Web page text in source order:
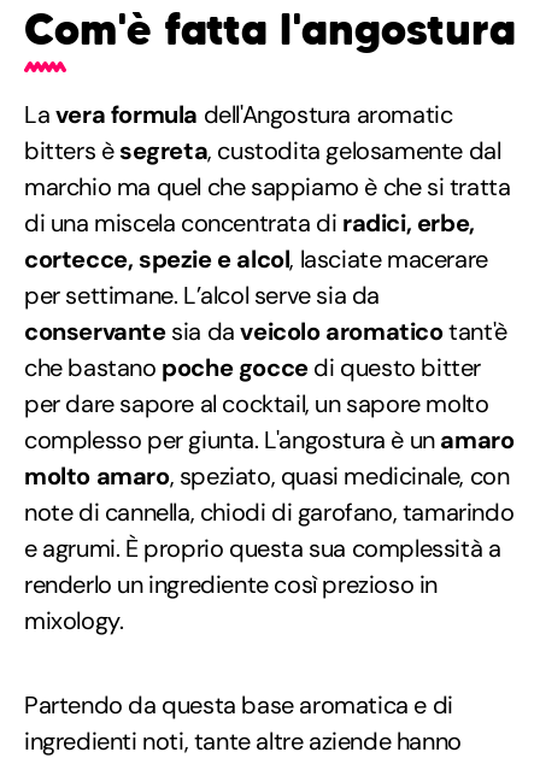
Com'è fatta l'angostura
Lavera formula dell'Angostura aromatic
bitters èsegreta, custodita gelosamente dal
marchio ma quel che sappiamo è che si tratta
di una miscela concentrata di radici, erbe,
cortecce, spezie e alcol, lasciate macerare
per settimane. L’alcol serve sia da
conservantesia daveicolo aromaticotant'è
che bastano poche goccedi questo bitter
per dare sapore al cocktail, un sapore molto
complesso per giunta. L'angostura è unamaro
molto amaro, speziato, quasi medicinale, con
note di cannella, chiodi di garofano, tamarindo
e agrumi. È proprio questa sua complessità a
renderlo un ingrediente così prezioso in
mixology.
Partendo da questa base aromatica e di
ingredienti noti, tante altre aziende hanno